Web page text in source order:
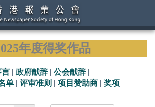
年度得奖作品
言 | 政府献辞 | 公会献辞 |
单 | 评审准则 | 项目赞助商 | 奖项